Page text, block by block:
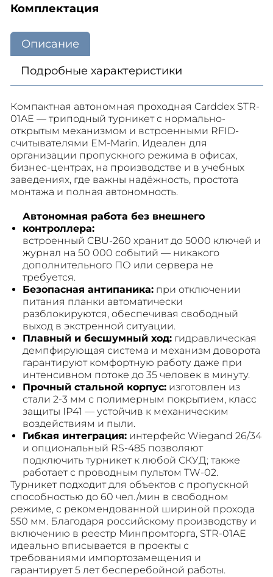
Комплектация
Описание
Подробные характеристики
Компактная автономная проходная Carddex STR-
01AE — триподный турникет с нормально-
открытым механизмом и встроенными RFID-
считывателями EM-Marin. Идеален для
организации пропускного режима в офисах,
бизнес-центрах, на производстве и в учебных
заведениях, где важны надёжность, простота
монтажа и полная автономность.
Автономная работа без внешнего
контроллера:
встроенный CBU-260 хранит до 5000 ключей и
журнал на 50 000 событий — никакого
дополнительного ПО или сервера не
требуется.
Безопасная антипаника:при отключении
питания планки автоматически
разблокируются, обеспечивая свободный
выход в экстренной ситуации.
Плавный и бесшумный ход:гидравлическая
демпфирующая система и механизм доворота
гарантируют комфортную работу даже при
интенсивном потоке до 35 человек в минуту.
Прочный стальной корпус:изготовлен из
стали 2-3 мм с полимерным покрытием, класс
защиты IP41 — устойчив к механическим
воздействиям и пыли.
Гибкая интеграция:интерфейс Wiegand 26/34
и опциональный RS-485 позволяют
подключить турникет к любой СКУД; также
работает с проводным пультом TW-02.
Турникет подходит для объектов с пропускной
способностью до 60 чел./мин в свободном
режиме, с рекомендованной шириной прохода
550 мм. Благодаря российскому производству и
включению в реестр Минпромторга, STR-01AE
идеально вписывается в проекты с
требованиями импортозамещения и
гарантирует 5 лет бесперебойной работы.